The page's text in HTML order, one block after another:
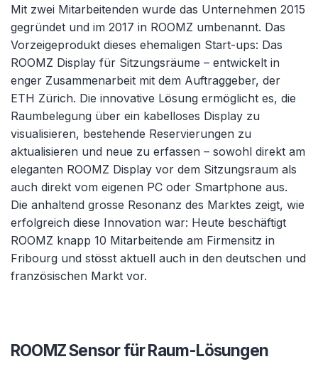
Mit zwei Mitarbeitenden wurde das Unternehmen 2015
gegründet und im 2017 in ROOMZ umbenannt. Das
Vorzeigeprodukt dieses ehemaligen Start-ups: Das
ROOMZ Display für Sitzungsräume – entwickelt in
enger Zusammenarbeit mit dem Auftraggeber, der
ETH Zürich. Die innovative Lösung ermöglicht es, die
Raumbelegung über ein kabelloses Display zu
visualisieren, bestehende Reservierungen zu
aktualisieren und neue zu erfassen – sowohl direkt am
eleganten ROOMZ Display vor dem Sitzungsraum als
auch direkt vom eigenen PC oder Smartphone aus.
Die anhaltend grosse Resonanz des Marktes zeigt, wie
erfolgreich diese Innovation war: Heute beschäftigt
ROOMZ knapp 10 Mitarbeitende am Firmensitz in
Fribourg und stösst aktuell auch in den deutschen und
französischen Markt vor.
ROOMZ Sensor für Raum-Lösungen